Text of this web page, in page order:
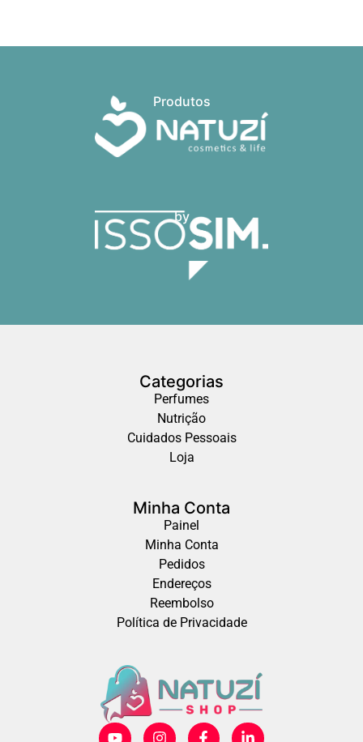
Produtos
by
Categorias
Perfumes
Nutrição
Cuidados Pessoais
Loja
Minha Conta
Painel
Minha Conta
Pedidos
Endereços
Reembolso
Política de Privacidade